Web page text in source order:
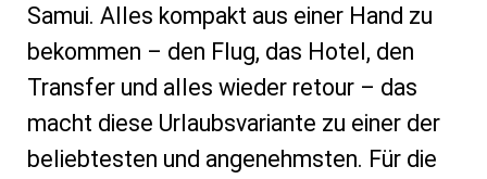
Samui. Alles kompakt aus einer Hand zu
bekommen – den Flug, das Hotel, den
Transfer und alles wieder retour – das
macht diese Urlaubsvariante zu einer der
beliebtesten und angenehmsten. Für die